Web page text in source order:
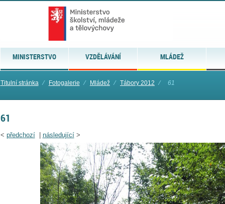
MINISTERSTVO VZDĚLÁVÁNÍ MLÁDEŽ
Titulní stránka ⁄ Fotogalerie ⁄ Mládež ⁄ Tábory 2012 ⁄ 61
61
< předchozí| následující>